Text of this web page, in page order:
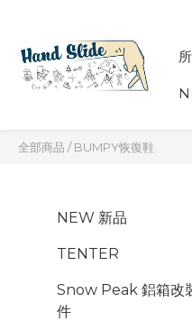
全部商品 /BUMPY恢復鞋
NEW 新品
TENTER
Snow Peak 鋁箱改
件